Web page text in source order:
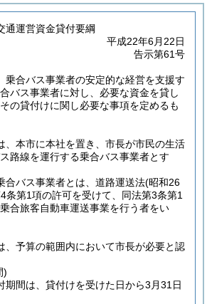
通運営資金貸付要綱
平成22年6月22日
告示第61号
乗合バス事業者の安定的な経営を支援す
バス事業者に対し、必要な資金を貸し
の貸付けに関し必要な事項を定めるも
、本市に本社を置き、市長が市民の生活
路線を運行する乗合バス事業者とす
合バス事業者とは、道路運送法(昭和26
条第1項の許可を受けて、同法第3条第1
合旅客自動車運送事業を行う者をい
、予算の範囲内において市長が必要と認
)
期間は、貸付けを受けた日から3月31日